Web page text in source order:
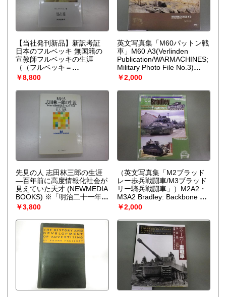
【当社発刊新品】新訳考証
日本のフルベッキ 無国籍の
宣教師フルベッキの生涯
（（フルベッキ＝
VERBECK）、原著
W.E.Griffis・松浦 玲監修・村
瀬寿代訳著）
￥8,800
英文写真集「M60パットン戦
車」M60 A3(Verlinden
Publication/WARMACHINES;
Military Photo File No.3)
（Verlinden Publication/）
￥2,000
先見の人 志田林三郎の生涯
―百年前に高度情報化社会が
見えていた天才 (NEWMEDIA
BOOKS) ※「明治二十一年発
刊 電気学会雑誌 第一輯」
影印復刻入
ューメディア）
￥3,800
（英文写真集「M2ブラッド
レー歩兵戦闘車/M3ブラッド
リー騎兵戦闘車」）M2A2・
M3A2 Bradley: Backbone of
the Modern Us Mechanized
Infantry. Congoro Mini
Color Series7506 （Bohm,
Walter & Peter Stehert
Concord Publ.）
￥2,000